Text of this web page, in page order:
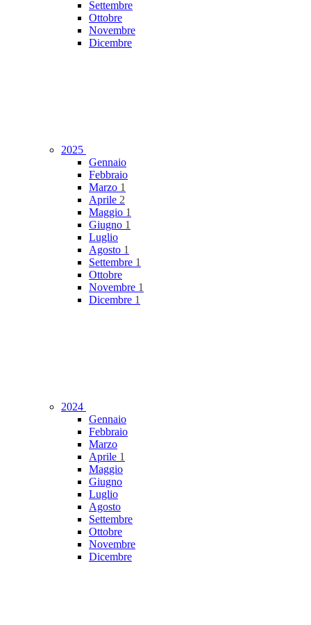
Settembre
Ottobre
Novembre
Dicembre
2025
Gennaio
Febbraio
Marzo 1
Aprile 2
Maggio 1
Giugno 1
Luglio
Agosto 1
Settembre 1
Ottobre
Novembre 1
Dicembre 1
2024
Gennaio
Febbraio
Marzo
Aprile 1
Maggio
Giugno
Luglio
Agosto
Settembre
Ottobre
Novembre
Dicembre